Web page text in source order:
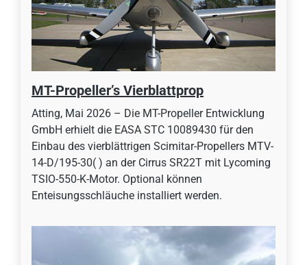
MT-Propeller’s Vierblattprop
Atting, Mai 2026 – Die MT-Propeller Entwicklung
GmbH erhielt die EASA STC 10089430 für den
Einbau des vierblättrigen Scimitar-Propellers MTV-
14-D/195-30( ) an der Cirrus SR22T mit Lycoming
TSIO-550-K-Motor. Optional können
Enteisungsschläuche installiert werden.